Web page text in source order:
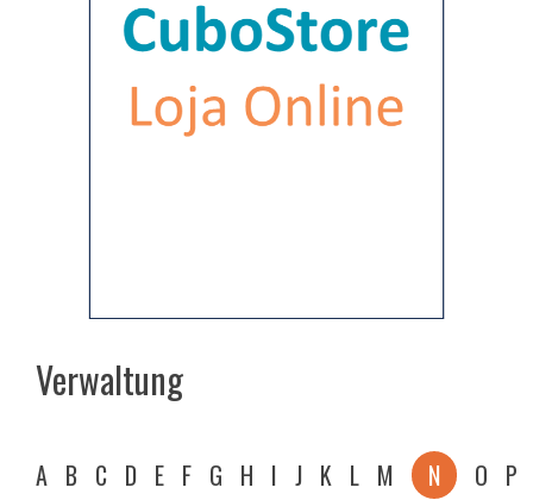
Verwaltung
A B C D E F G H I J K L M N O P